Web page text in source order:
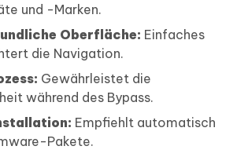
und -Marken.
Oberfläche: Einfaches
die Navigation.
Gewährleistet die
während des Bypass.
Empfiehlt automatisch
Pakete.